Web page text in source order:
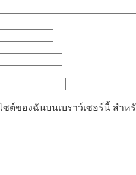
ต์ของฉันบนเบราว์เซอร์นี้ สำห